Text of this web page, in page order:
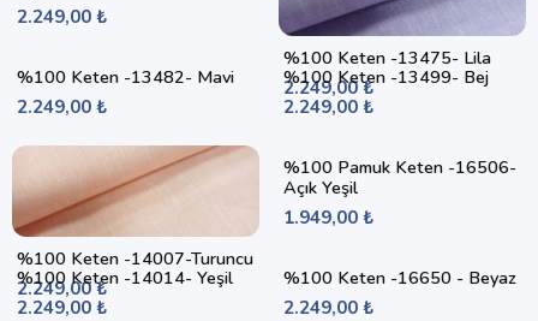
2.249,00 ₺
%100 Keten -13475- Lila
2.249,00 ₺
%100 Keten -13482- Mavi
2.249,00 ₺
%100 Keten -13499- Bej
2.249,00 ₺
%100 Keten -14007-Turuncu
2.249,00 ₺
%100 Pamuk Keten -16506-
Açık Yeşil
1.949,00 ₺
%100 Keten -14014- Yeşil
2.249,00 ₺
%100 Keten -16650 - Beyaz
2.249,00 ₺